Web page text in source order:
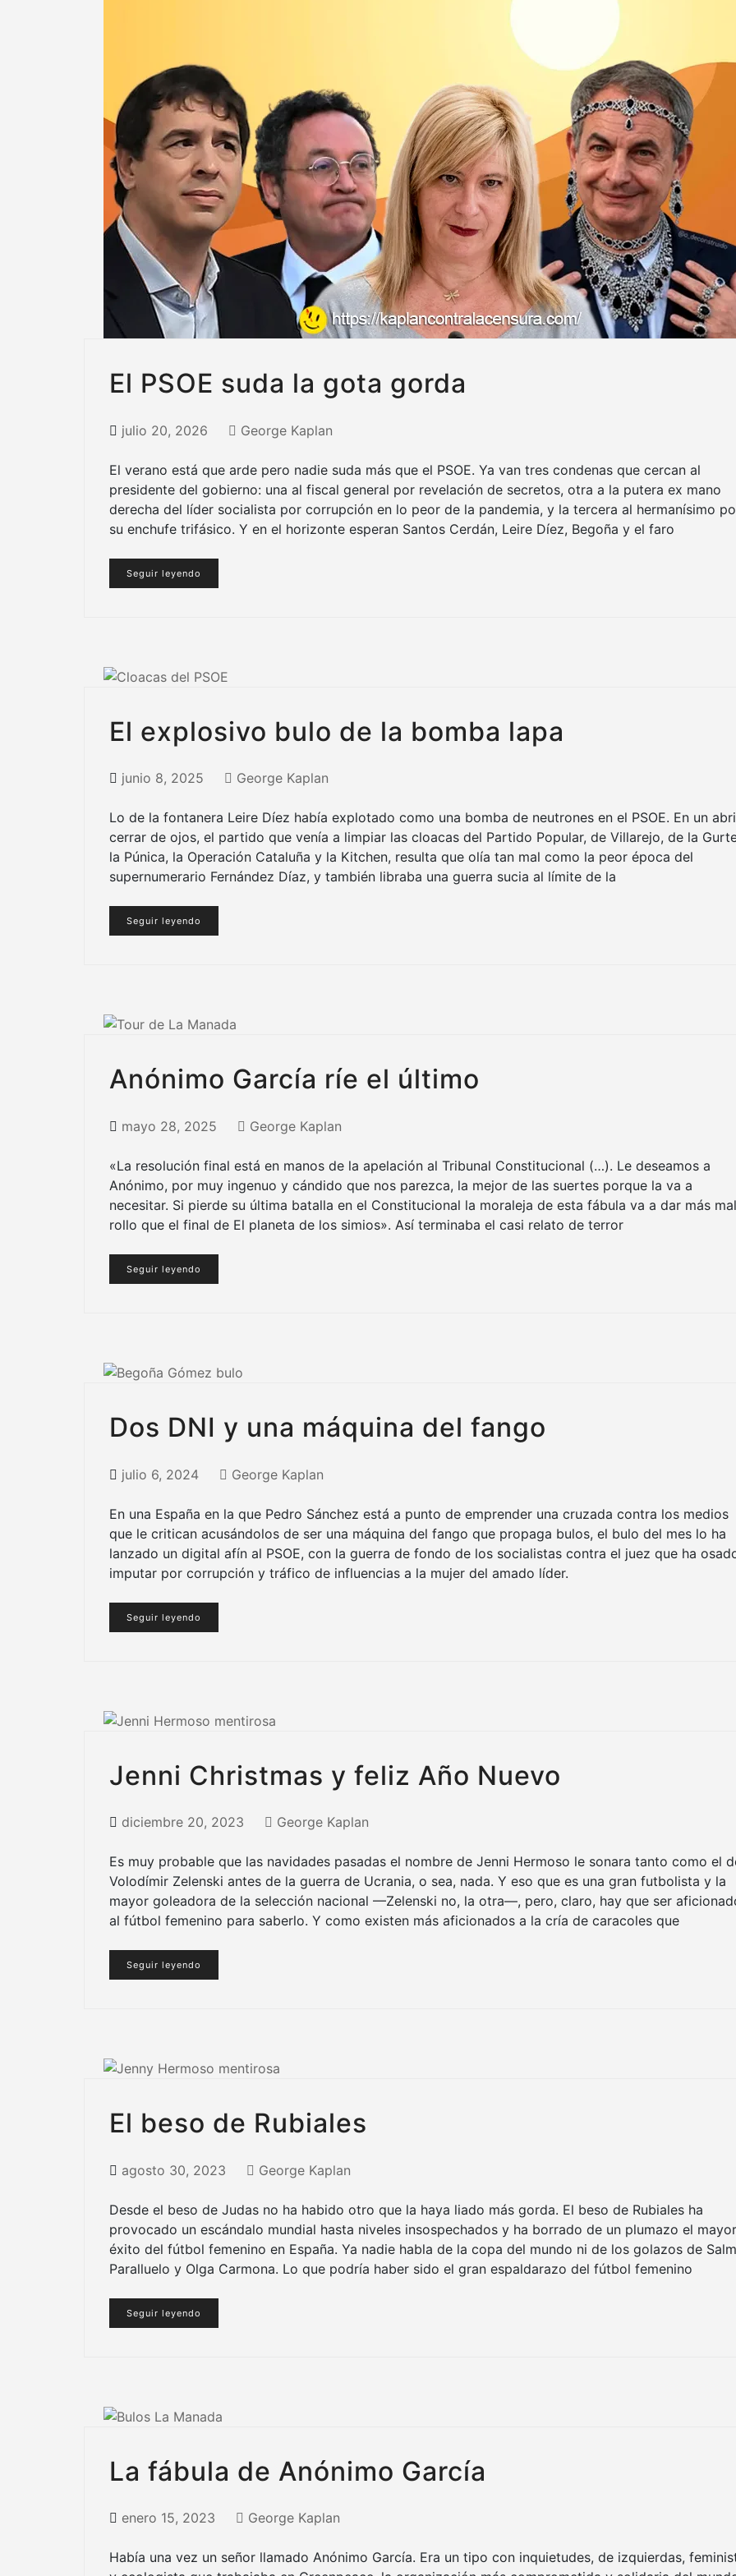
El PSOE suda la gota gorda
julio 20, 2026 George Kaplan
El verano está que arde pero nadie suda más que el PSOE. Ya van tres condenas que cercan al
presidente del gobierno: una al fiscal general por revelación de secretos, otra a la putera ex mano
derecha del líder socialista por corrupción en lo peor de la pandemia, y la tercera al hermanísimo
su enchufe trifásico. Y en el horizonte esperan Santos Cerdán, Leire Díez, Begoña y el faro
Seguir leyendo
El explosivo bulo de la bomba lapa
junio 8, 2025 George Kaplan
Lo de la fontanera Leire Díez había explotado como una bomba de neutrones en el PSOE. En un
cerrar de ojos, el partido que venía a limpiar las cloacas del Partido Popular, de Villarejo, de la
la Púnica, la Operación Cataluña y la Kitchen, resulta que olía tan mal como la peor época del
supernumerario Fernández Díaz, y también libraba una guerra sucia al límite de la
Seguir leyendo
Anónimo García ríe el último
mayo 28, 2025 George Kaplan
«La resolución final está en manos de la apelación al Tribunal Constitucional (…). Le deseamos a
Anónimo, por muy ingenuo y cándido que nos parezca, la mejor de las suertes porque la va a
necesitar. Si pierde su última batalla en el Constitucional la moraleja de esta fábula va a dar más mal
rollo que el final de El planeta de los simios». Así terminaba el casi relato de terror
Seguir leyendo
Dos DNI y una máquina del fango
julio 6, 2024 George Kaplan
En una España en la que Pedro Sánchez está a punto de emprender una cruzada contra los medios
que le critican acusándolos de ser una máquina del fango que propaga bulos, el bulo del mes lo ha
lanzado un digital afín al PSOE, con la guerra de fondo de los socialistas contra el juez que ha
imputar por corrupción y tráfico de influencias a la mujer del amado líder.
Seguir leyendo
Jenni Christmas y feliz Año Nuevo
diciembre 20, 2023 George Kaplan
Es muy probable que las navidades pasadas el nombre de Jenni Hermoso le sonara tanto como el
Volodímir Zelenski antes de la guerra de Ucrania, o sea, nada. Y eso que es una gran futbolista y la
mayor goleadora de la selección nacional —Zelenski no, la otra—, pero, claro, hay que ser
al fútbol femenino para saberlo. Y como existen más aficionados a la cría de caracoles que
Seguir leyendo
El beso de Rubiales
agosto 30, 2023 George Kaplan
Desde el beso de Judas no ha habido otro que la haya liado más gorda. El beso de Rubiales ha
provocado un escándalo mundial hasta niveles insospechados y ha borrado de un plumazo el mayor
éxito del fútbol femenino en España. Ya nadie habla de la copa del mundo ni de los golazos de
Paralluelo y Olga Carmona. Lo que podría haber sido el gran espaldarazo del fútbol femenino
Seguir leyendo
La fábula de Anónimo García
enero 15, 2023 George Kaplan
Había una vez un señor llamado Anónimo García. Era un tipo con inquietudes, de izquierdas,